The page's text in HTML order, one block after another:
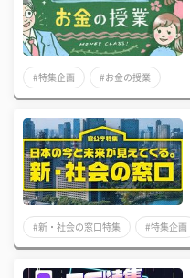
#特集企画 #お金の授業
#新・社会の窓口特集 #特集企画